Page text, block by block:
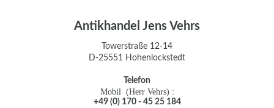
Antikhandel Jens Vehrs
Towerstraße 12-14
D-25551 Hohenlockstedt
Telefon
Mobil (Herr Vehrs) :
+49 (0) 170 - 45 25 184